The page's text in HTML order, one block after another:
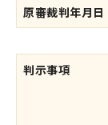
原審裁判年月日
判示事項